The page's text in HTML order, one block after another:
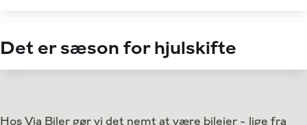
Det er sæson for hjulskifte
Hos Via Biler gør vi det nemt at være bilejer - lige fra